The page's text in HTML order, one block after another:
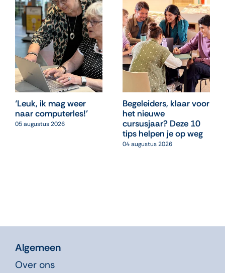
‘Leuk, ik mag weer
naar computerles!’
05 augustus 2026
Begeleiders, klaar voor
het nieuwe
cursusjaar? Deze 10
tips helpen je op weg
04 augustus 2026
Algemeen
Over ons